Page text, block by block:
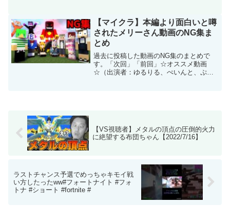
【マイクラ】本編より面白いと噂
されたメリーさん動画のNG集ま
とめ
過去に投稿した動画のNG集のまとめで
す。「次回」「前回」☆オススメ動画
☆（出演者：ゆるりる、ぺいんと、ぷり
【VS視聴者】メタルの頂点の圧倒的火力
に絶望する布団ちゃん【2022/7/16】
ラストチャンス予選でめっちゃキモイ戦
い方したったww#フォートナイト #フォ
トナ #ショート #fortnite #